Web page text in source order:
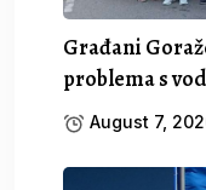
Građani
problema s
August 7,